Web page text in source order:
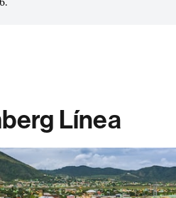
Línea